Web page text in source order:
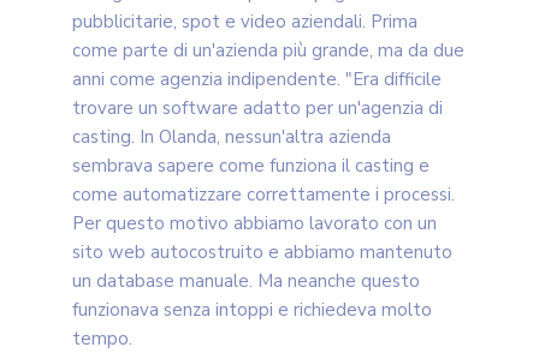
pubblicitarie, spot e video aziendali. Prima
come parte di un'azienda più grande, ma da due
anni come agenzia indipendente. "Era difficile
trovare un software adatto per un'agenzia di
casting. In Olanda, nessun'altra azienda
sembrava sapere come funziona il casting e
come automatizzare correttamente i processi.
Per questo motivo abbiamo lavorato con un
sito web autocostruito e abbiamo mantenuto
un database manuale. Ma neanche questo
funzionava senza intoppi e richiedeva molto
tempo.